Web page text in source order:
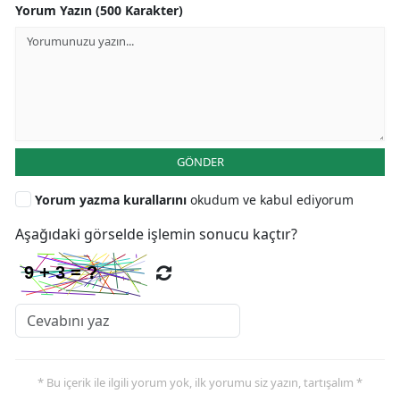
Yorum Yazın (500 Karakter)
GÖNDER
Yorum yazma kurallarını okudum ve kabul ediyorum
Aşağıdaki görselde işlemin sonucu kaçtır?
* Bu içerik ile ilgili yorum yok, ilk yorumu siz yazın, tartışalım *